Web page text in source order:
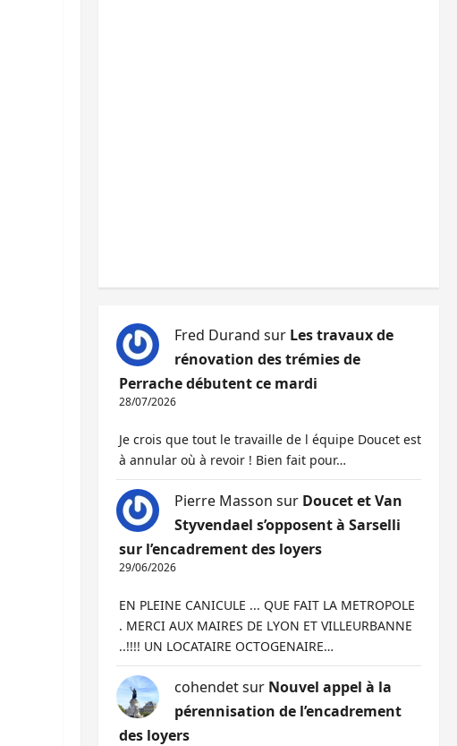
Fred Durand sur Les travaux de
rénovation des trémies de
Perrache débutent ce mardi
28/07/2026
Je crois que tout le travaille de l équipe Doucet est
à annular où à revoir ! Bien fait pour…
Pierre Masson sur Doucet et Van
Styvendael s’opposent à Sarselli
sur l’encadrement des loyers
29/06/2026
EN PLEINE CANICULE ... QUE FAIT LA METROPOLE
. MERCI AUX MAIRES DE LYON ET VILLEURBANNE
..!!!! UN LOCATAIRE OCTOGENAIRE…
cohendetsur Nouvel appel à la
pérennisation de l’encadrement
des loyers